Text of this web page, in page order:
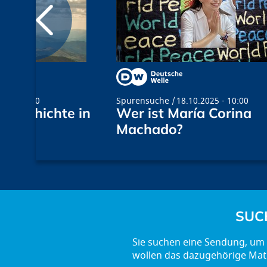
- 09:00
in
Spurensuche 18.10.2025 - 10:00
Wer ist María Corina
Machado?